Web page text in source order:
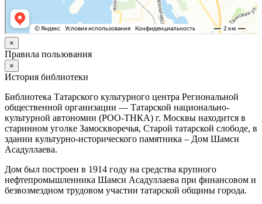
×
Правила пользования
×
История библиотеки
Библиотека Татарского культурного центра Региональной
общественной организации — Татарской национально-
культурной автономии (РОО-ТНКА) г. Москвы находится в
старинном уголке Замоскворечья, Старой татарской слободе, в
здании культурно-исторического памятника – Дом Шамси
Асадуллаева.
Дом был построен в 1914 году на средства крупного
нефтепромышленника Шамси Асадуллаева при финансовом и
безвозмездном трудовом участии татарской общины города.